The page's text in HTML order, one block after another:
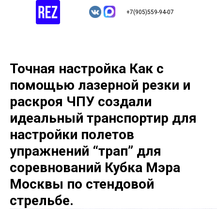
+7(905)559-94-07
Точная настройка Как с
помощью лазерной резки и
раскроя ЧПУ создали
идеальный транспортир для
настройки полетов
упражнений “трап” для
соревнований Кубка Мэра
Москвы по стендовой
стрельбе.